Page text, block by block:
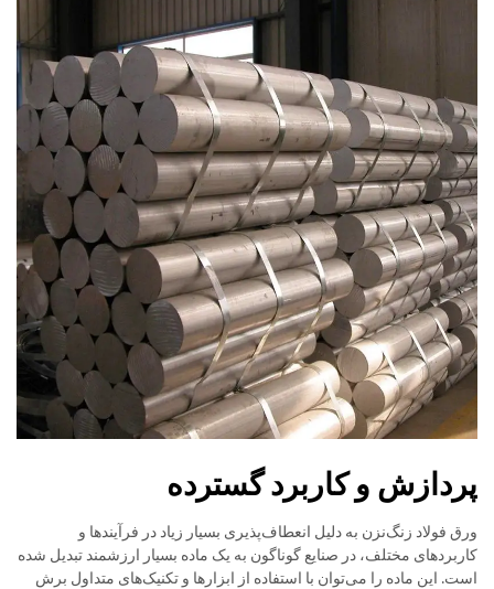
پردازش و کاربرد گسترده
ورق فولاد زنگ‌نزن به دلیل انعطاف‌پذیری بسیار زیاد در فرآیندها و
کاربردهای مختلف، در صنایع گوناگون به یک ماده بسیار ارزشمند تبدیل شده
است. این ماده را می‌توان با استفاده از ابزارها و تکنیک‌های متداول برش